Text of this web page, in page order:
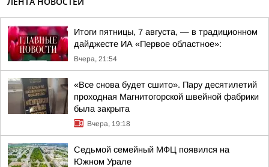
Итоги пятницы, 7 августа, — в традиционном
дайджесте ИА «Первое областное»:
Вчера, 21:54
«Все снова будет сшито». Пару десятилетий
проходная Магнитогорской швейной фабрики
была закрыта
Вчера, 19:18
Седьмой семейный МФЦ появился на
Южном Урале